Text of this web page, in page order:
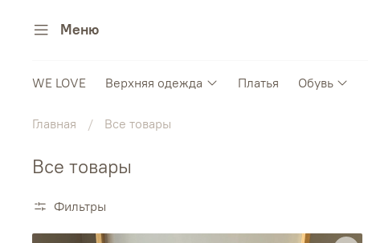
Меню
WE LOVE Верхняя одежда Платья Обувь
Главная Все товары
Все товары
Фильтры